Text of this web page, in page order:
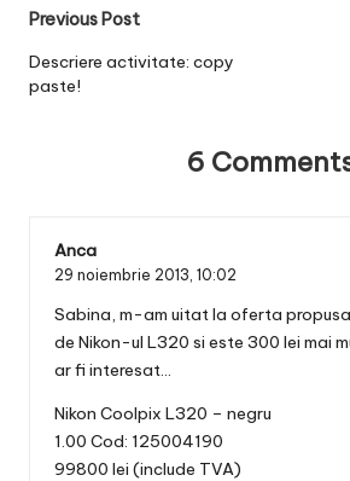
Post
navigation
Previous Post
Descriere activitate: copy
paste!
6
Anca
29 noiembrie 2013, 10:02
Sabina, m-am uitat la oferta
de Nikon-ul L320 si este 300 lei mai
ar fi interesat…
Nikon Coolpix L320 – negru
1.00 Cod: 125004190
99800 lei (include TVA)